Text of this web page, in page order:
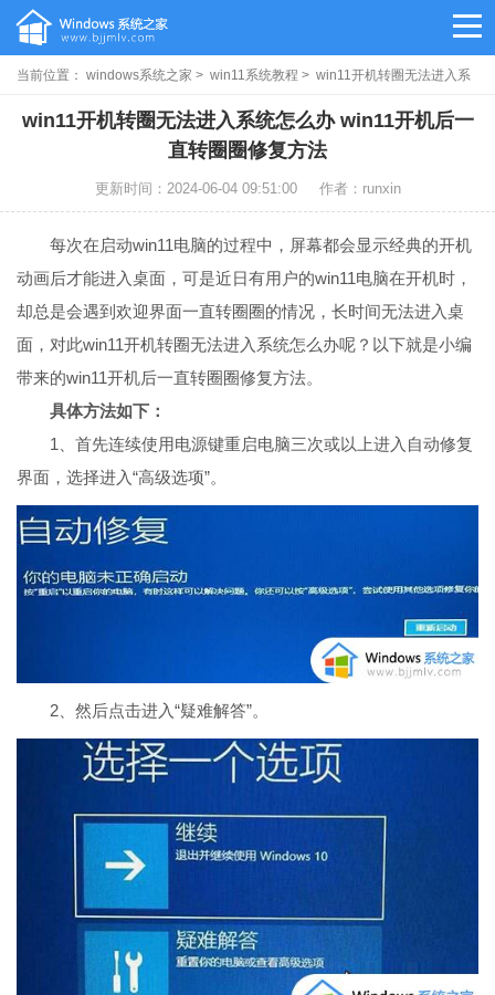
当前位置： windows系统之家 > win11系统教程 > win11开机转圈无法进入系
统怎么办
win11开机转圈无法进入系统怎么办 win11开机后一
直转圈圈修复方法
更新时间：2024-06-04 09:51:00 作者：runxin
每次在启动win11电脑的过程中，屏幕都会显示经典的开机
动画后才能进入桌面，可是近日有用户的win11电脑在开机时，
却总是会遇到欢迎界面一直转圈圈的情况，长时间无法进入桌
面，对此win11开机转圈无法进入系统怎么办呢？以下就是小编
带来的win11开机后一直转圈圈修复方法。
具体方法如下：
1、首先连续使用电源键重启电脑三次或以上进入自动修复
界面，选择进入“高级选项”。
2、然后点击进入“疑难解答”。